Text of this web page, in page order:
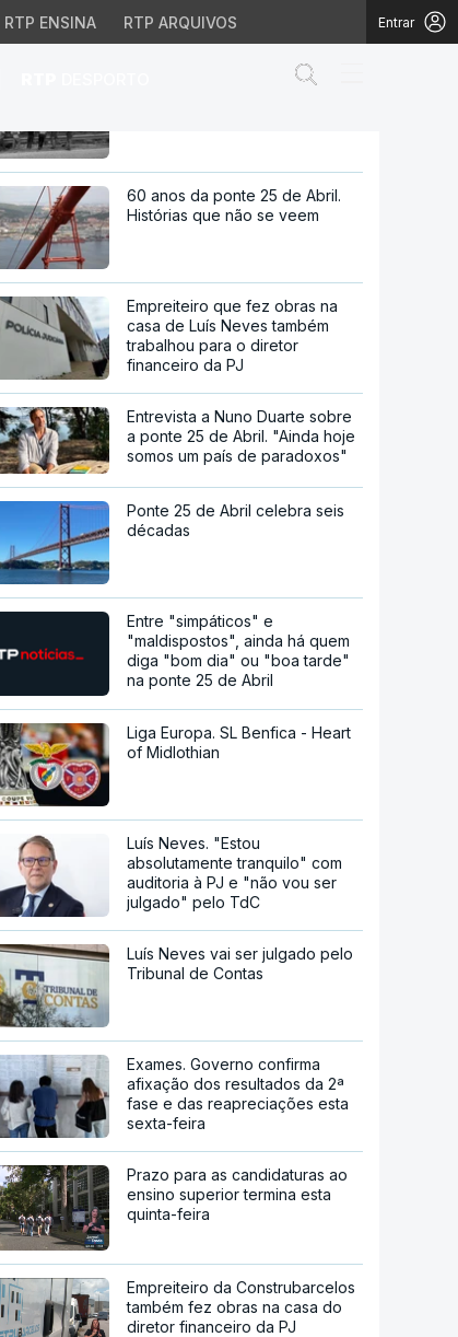
RTP ENSINA RTP ARQUIVOS Entrar
Interna
Chega pede demissão de
60 anos da ponte 25 de Abril.
Histórias que não se veem
Empreiteiro que fez obras na
casa de Luís Neves também
trabalhou para o diretor
financeiro da PJ
Entrevista a Nuno Duarte sobre
a ponte 25 de Abril. "Ainda hoje
somos um país de paradoxos"
Ponte 25 de Abril celebra seis
décadas
Entre "simpáticos" e
"maldispostos", ainda há quem
diga "bom dia" ou "boa tarde"
na ponte 25 de Abril
Liga Europa. SL Benfica - Heart
of Midlothian
Luís Neves. "Estou
absolutamente tranquilo" com
auditoria à PJ e "não vou ser
julgado" pelo TdC
Luís Neves vai ser julgado pelo
Tribunal de Contas
Exames. Governo confirma
afixação dos resultados da 2ª
fase e das reapreciações esta
sexta-feira
Prazo para as candidaturas ao
ensino superior termina esta
quinta-feira
Empreiteiro da Construbarcelos
também fez obras na casa do
diretor financeiro da PJ